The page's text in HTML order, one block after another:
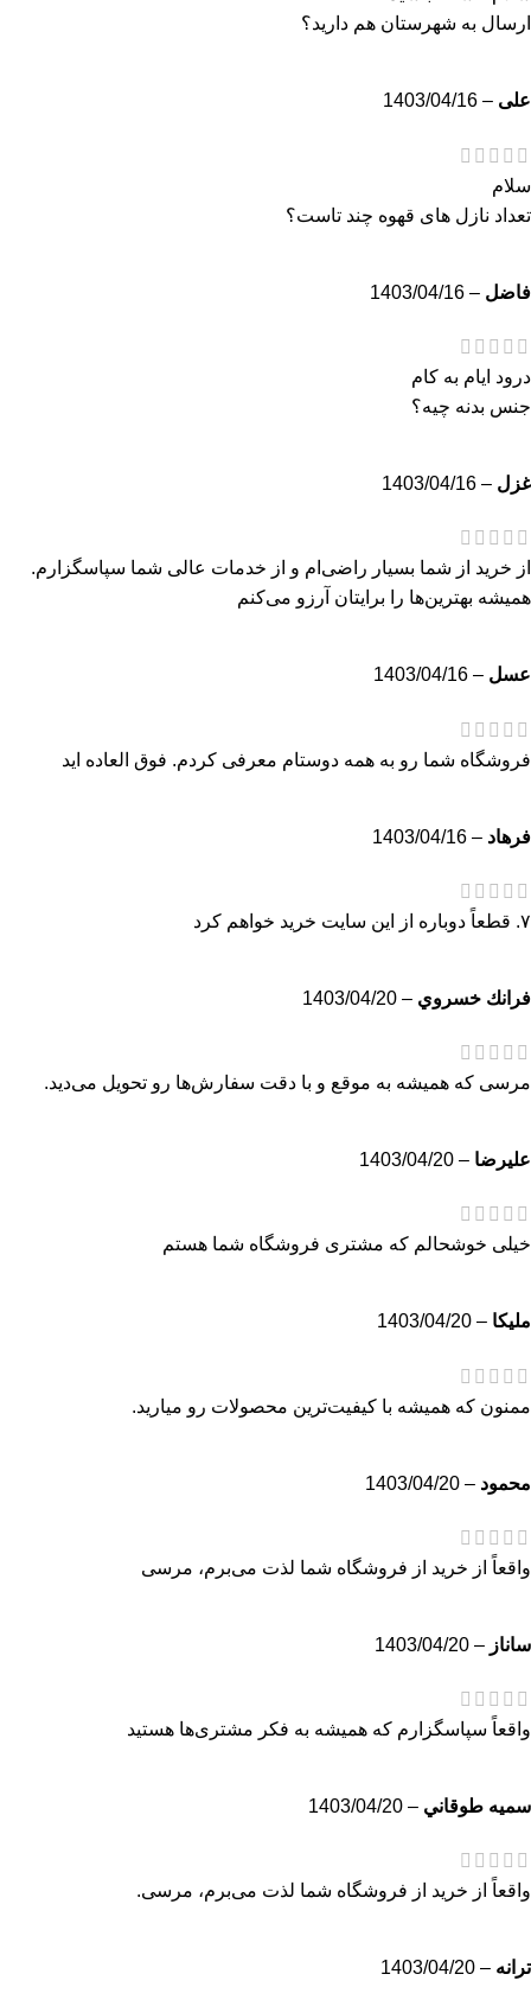
ارسال به شهرستان هم دارید؟
علی –
1403/04/16
سلام
تعداد نازل های قهوه چند تاست؟
فاضل –
1403/04/16
درود ایام به کام
جنس بدنه چیه؟
غزل –
1403/04/16
از خرید از شما بسیار راضی‌ام و از خدمات عالی شما سپاسگزارم.
همیشه بهترین‌ها را برایتان آرزو می‌کنم
عسل –
1403/04/16
فروشگاه شما رو به همه دوستام معرفی کردم. فوق العاده اید
فرهاد –
1403/04/16
۷. قطعاً دوباره از این سایت خرید خواهم کرد
فرانك خسروي –
1403/04/20
مرسی که همیشه به موقع و با دقت سفارش‌ها رو تحویل می‌دید.
عليرضا –
1403/04/20
خیلی خوشحالم که مشتری فروشگاه شما هستم
مليكا –
1403/04/20
ممنون که همیشه با کیفیت‌ترین محصولات رو میارید.
محمود –
1403/04/20
واقعاً از خرید از فروشگاه شما لذت می‌برم، مرسی
ساناز –
1403/04/20
واقعاً سپاسگزارم که همیشه به فکر مشتری‌ها هستید
سميه طوقاني –
1403/04/20
واقعاً از خرید از فروشگاه شما لذت می‌برم، مرسی.
ترانه –
1403/04/20